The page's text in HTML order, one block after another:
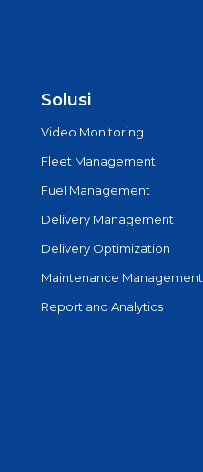
Solusi
Video Monitoring
Fleet Management
Fuel Management
Delivery Management
Delivery Optimization
Maintenance Management
Report and Analytics